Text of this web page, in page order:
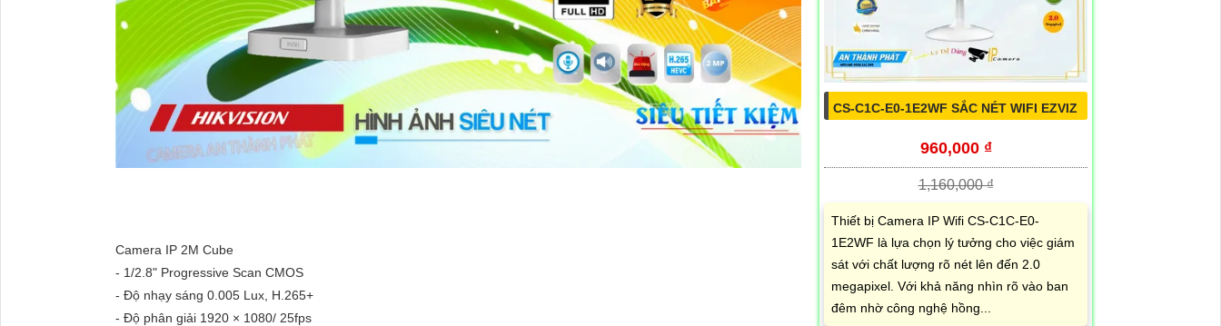
Camera IP 2M Cube
- 1/2.8" Progressive Scan CMOS
- Độ nhạy sáng 0.005 Lux, H.265+
- Độ phân giải 1920 × 1080/ 25fps
CS-C1C-E0-1E2WF SẮC NÉT WIFI EZVIZ
960,000 ₫
1,160,000 ₫
Thiết bị Camera IP Wifi CS-C1C-E0-
1E2WF là lựa chọn lý tưởng cho việc giám
sát với chất lượng rõ nét lên đến 2.0
megapixel. Với khả năng nhìn rõ vào ban
đêm nhờ công nghệ hồng...